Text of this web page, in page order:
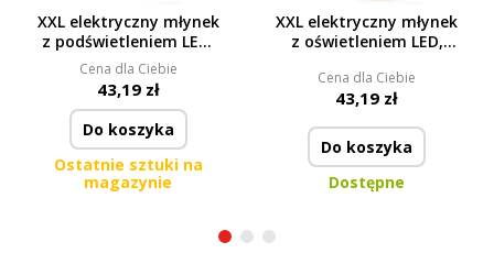
XXL elektryczny młynek
z podświetleniem LED,
SYSTEMAT
Cena dla Ciebie
43,19 zł
Do koszyka
Ostatnie sztuki na
magazynie
XXL elektryczny młynek
z oświetleniem LED,
Cena dla Ciebie
43,19 zł
Do koszyka
Dostępne